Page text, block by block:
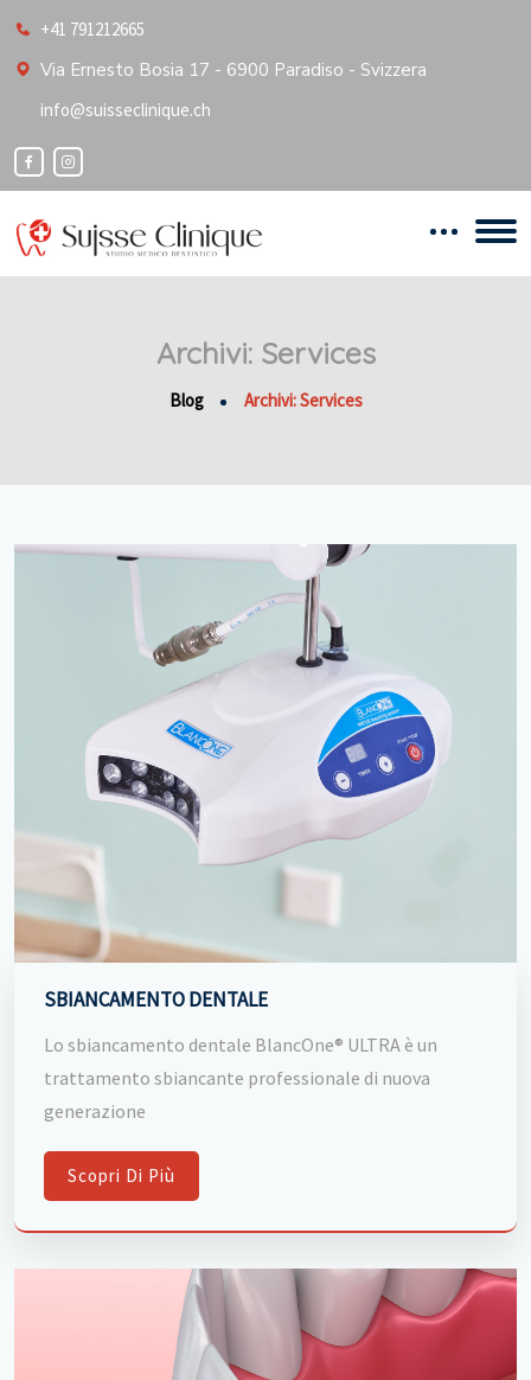
+41 791212665
Via Ernesto Bosia 17 - 6900 Paradiso - Svizzera
info@suisseclinique.ch
Archivi: Services
Blog Archivi:Services
SBIANCAMENTO DENTALE
Lo sbiancamento dentale BlancOne® ULTRA è un
trattamento sbiancante professionale di nuova
generazione
Scopri Di Più